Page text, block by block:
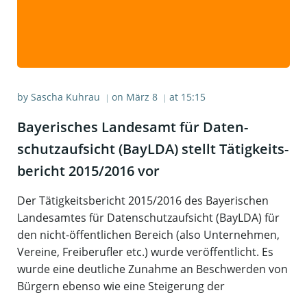
by Sascha Kuhrau | on März 8 | at 15:15
Baye­ri­sches Lan­des­amt für Daten­
schutz­auf­sicht (BayL­DA) stellt Tätig­keits­
be­richt 2015/​2016 vor
Der Tätigkeitsbericht 2015/2016 des Bayerischen
Landesamtes für Datenschutzaufsicht (BayLDA) für
den nicht-öffentlichen Bereich (also Unternehmen,
Vereine, Freiberufler etc.) wurde veröffentlicht. Es
wurde eine deutliche Zunahme an Beschwerden von
Bürgern ebenso wie eine Steigerung der